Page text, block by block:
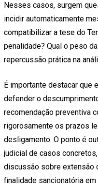
Nesses casos, surgem
incidir automaticamente
compatibilizar a tese do
penalidade? Qual o peso
repercussão prática na
É importante destacar que
defender o
recomendação preventiva
rigorosamente os prazos
desligamento. O ponto é
judicial de casos
discussão sobre extensão
finalidade sancionatória